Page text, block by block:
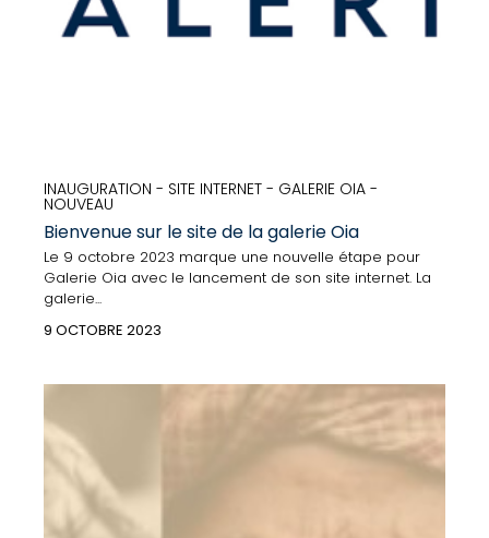
INAUGURATION - SITE INTERNET - GALERIE OIA -
NOUVEAU
Bienvenue sur le site de la galerie Oia
Le 9 octobre 2023 marque une nouvelle étape pour
Galerie Oia avec le lancement de son site internet. La
galerie...
9 OCTOBRE 2023